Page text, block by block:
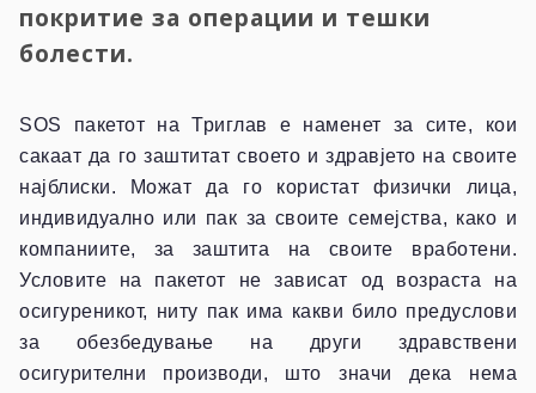
покритие за операции и тешки
болести.
SOS пакетот на Триглав е наменет за сите, кои
сакаат да го заштитат своето и здравјето на своите
најблиски. Можат да го користат физички лица,
индивидуално или пак за своите семејства, како и
компаниите, за заштита на своите вработени.
Условите на пакетот не зависат од возраста на
осигуреникот, ниту пак има какви било предуслови
за обезбедување на други здравствени
осигурителни производи, што значи дека нема